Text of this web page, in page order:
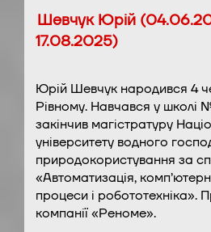
Шевчук Юрій
17.08.2025)
Юрій Шевчук народився 4
Рівному. Навчався у школі
закінчив магістратуру
університету водного
природокористування за
«Автоматизація,
процеси і робототехніка».
компанії «Реноме».